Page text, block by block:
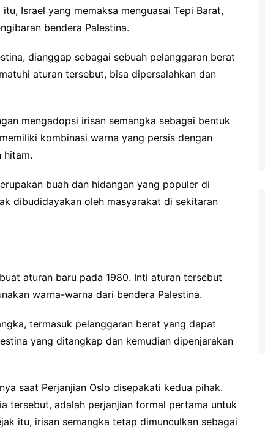
Israel yang memaksa menguasai Tepi Barat,
bendera Palestina.
dianggap sebagai sebuah pelanggaran berat
aturan tersebut, bisa dipersalahkan dan
mengadopsi irisan semangka sebagai bentuk
kombinasi warna yang persis dengan
hitam.
buah dan hidangan yang populer di
dibudidayakan oleh masyarakat di sekitaran
aturan baru pada 1980. Inti aturan tersebut
warna-warna dari bendera Palestina.
termasuk pelanggaran berat yang dapat
yang ditangkap dan kemudian dipenjarakan
saat Perjanjian Oslo disepakati kedua pihak.
tersebut, adalah perjanjian formal pertama untuk
itu, irisan semangka tetap dimunculkan sebagai